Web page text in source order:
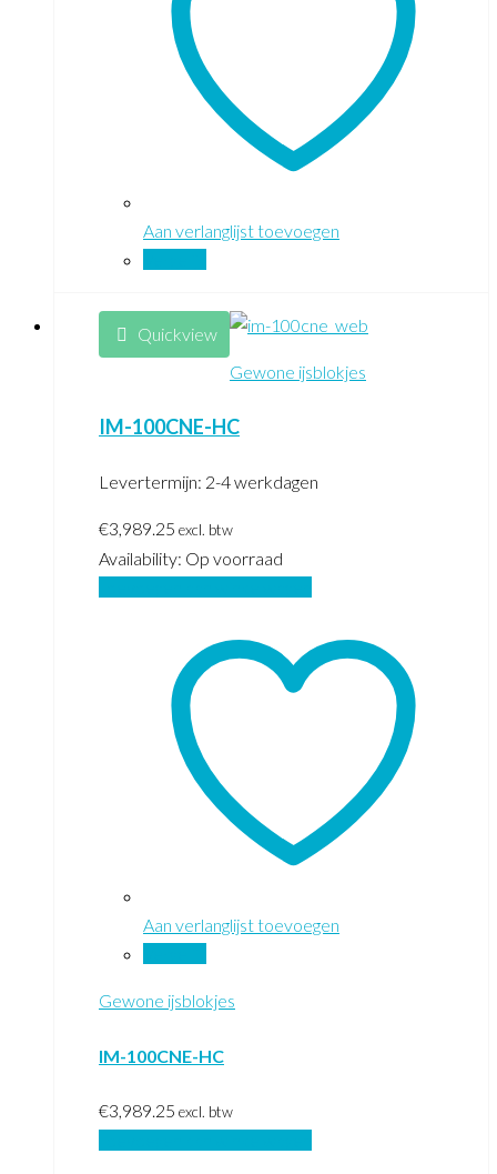
Aan verlanglijst toevoegen
Quickview
Gewone ijsblokjes
IM-100CNE-HC
Levertermijn: 2-4 werkdagen
€3,989.25 excl. btw
Availability: Op voorraad
Aan verlanglijst toevoegen
Gewone ijsblokjes
IM-100CNE-HC
€3,989.25 excl. btw